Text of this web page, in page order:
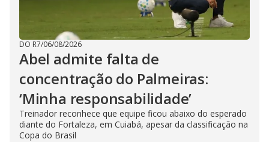
DO R7/06/08/2026
Abel admite falta de
concentração do Palmeiras:
‘Minha responsabilidade’
Treinador reconhece que equipe ficou abaixo do esperado
diante do Fortaleza, em Cuiabá, apesar da classificação na
Copa do Brasil